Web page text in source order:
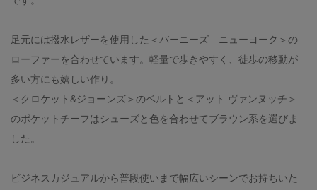
足元には撥水レザーを使用した＜バーニーズ ニューヨーク＞の
ローファーを合わせています。軽量で歩きやすく、徒歩の移動が
多い方にも嬉しい作り。
＜クロケット&ジョーンズ＞のベルトと＜アット ヴァンヌッチ＞
のポケットチーフはシューズと色を合わせてブラウン系を選びま
した。
ビジネスカジュアルから普段使いまで幅広いシーンでお持ちいた